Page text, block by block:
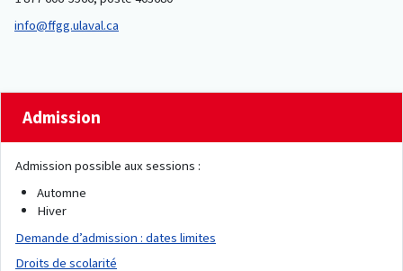
info@ffgg.ulaval.ca
Admission
Admission possible aux sessions :
Automne
Hiver
Demande d’admission : dates limites
Droits de scolarité